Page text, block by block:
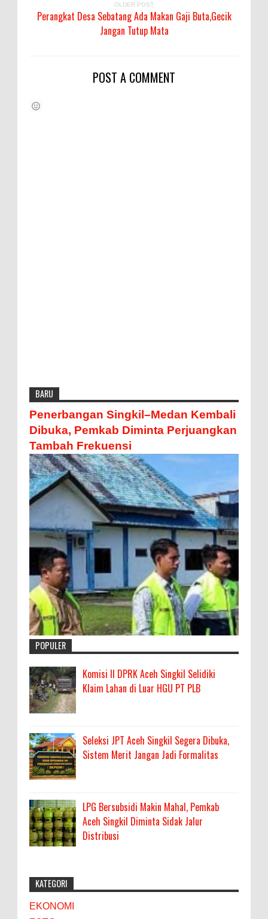
OLDER POST
Perangkat Desa Sebatang Ada Makan Gaji Buta,Gecik
Jangan Tutup Mata
POST A COMMENT
BARU
Penerbangan Singkil–Medan Kembali
Dibuka, Pemkab Diminta Perjuangkan
Tambah Frekuensi
POPULER
Komisi II DPRK Aceh Singkil Selidiki
Klaim Lahan di Luar HGU PT PLB
Seleksi JPT Aceh Singkil Segera Dibuka,
Sistem Merit Jangan Jadi Formalitas
LPG Bersubsidi Makin Mahal, Pemkab
Aceh Singkil Diminta Sidak Jalur
Distribusi
KATEGORI
EKONOMI